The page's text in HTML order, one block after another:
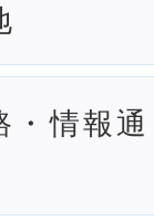
・情報通